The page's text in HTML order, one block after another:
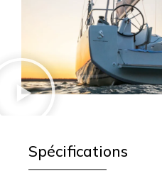
Spécifications